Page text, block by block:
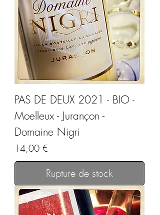
PAS DE DEUX 2021 - BIO -
Moelleux - Jurançon -
Domaine Nigri
Prix
14,00 €
Rupture de stock